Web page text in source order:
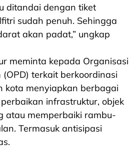
ditandai dengan tiket
sudah penuh. Sehingga
akan padat,” ungkap
meminta kepada Organisasi
terkait berkoordinasi
kota menyiapkan berbagai
infrastruktur, objek
atau memperbaiki rambu-
Termasuk antisipasi